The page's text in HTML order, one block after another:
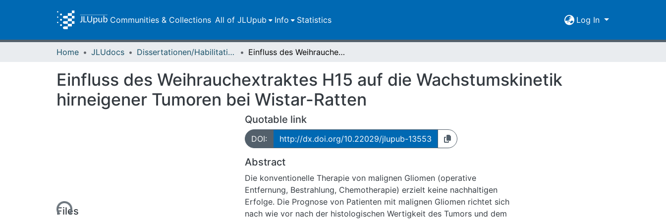
Communities & Collections All of JLUpub Info Statistics Log In
Home JLUdocs Dissertationen/Habilitationen Einfluss des Weihrauchextraktes H15 auf die Wachstumskinetik hirneigener Tumoren bei Wistar-Ratten
Einfluss des Weihrauchextraktes H15 auf die Wachstumskinetik
hirneigener Tumoren bei Wistar-Ratten
Loading...
Files
Quotable link
DOI: http://dx.doi.org/10.22029/jlupub-13553
Abstract
Die konventionelle Therapie von malignen Gliomen (operative
Entfernung, Bestrahlung, Chemotherapie) erzielt keine nachhaltigen
Erfolge. Die Prognose von Patienten mit malignen Gliomen richtet sich
nach wie vor nach der histologischen Wertigkeit des Tumors und dem